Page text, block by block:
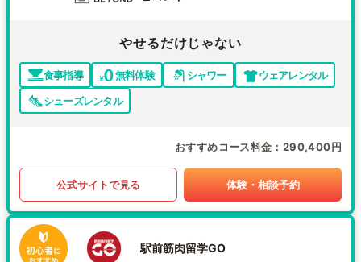
やせるだけじゃない
食事指導 無料体験 シャワー
ウェアレンタル
シューズレンタル
おすすめコース料金 290,400円
公式サイトで見る 体験・相談予約
駅前筋肉留学GO